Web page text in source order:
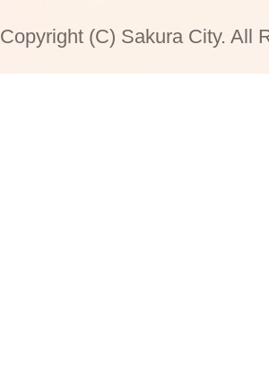
Copyright (C) Sakura City. All